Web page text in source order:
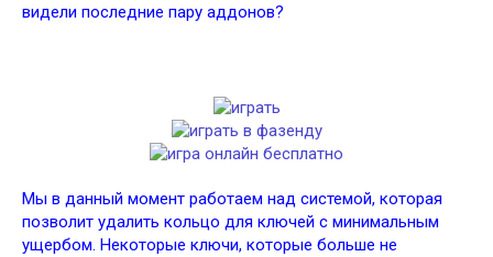
видели последние пару аддонов?
Мы в данный момент работаем над системой, которая
позволит удалить кольцо для ключей с минимальным
ущербом. Некоторые ключи, которые больше не